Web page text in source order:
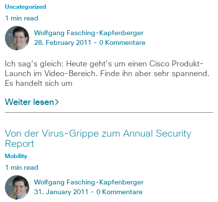
Uncategorized
1 min read
Wolfgang Fasching-Kapfenberger
28. February 2011 - 0 Kommentare
Ich sag’s gleich: Heute geht’s um einen Cisco Produkt-
Launch im Video-Bereich. Finde ihn aber sehr spannend.
Es handelt sich um
Weiter lesen
Von der Virus-Grippe zum Annual Security
Report
Mobility
1 min read
Wolfgang Fasching-Kapfenberger
31. January 2011 - 0 Kommentare